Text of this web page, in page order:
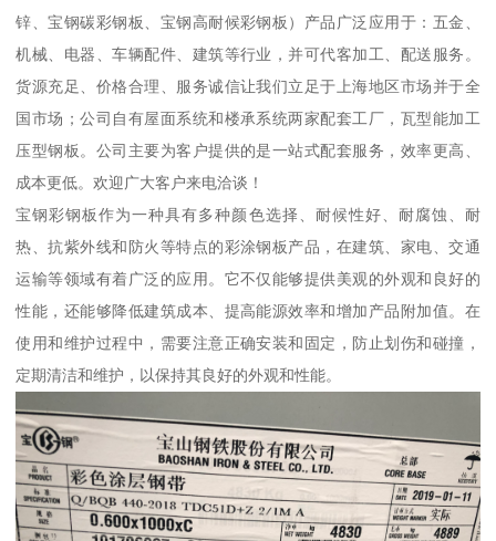
锌、宝钢碳彩钢板、宝钢高耐候彩钢板）产品广泛应用于：五金、
机械、电器、车辆配件、建筑等行业，并可代客加工、配送服务。
货源充足、价格合理、服务诚信让我们立足于上海地区市场并于全
国市场；公司自有屋面系统和楼承系统两家配套工厂，瓦型能加工
压型钢板。公司主要为客户提供的是一站式配套服务，效率更高、
成本更低。欢迎广大客户来电洽谈！
宝钢彩钢板作为一种具有多种颜色选择、耐候性好、耐腐蚀、耐
热、抗紫外线和防火等特点的彩涂钢板产品，在建筑、家电、交通
运输等领域有着广泛的应用。它不仅能够提供美观的外观和良好的
性能，还能够降低建筑成本、提高能源效率和增加产品附加值。在
使用和维护过程中，需要注意正确安装和固定，防止划伤和碰撞，
定期清洁和维护，以保持其良好的外观和性能。